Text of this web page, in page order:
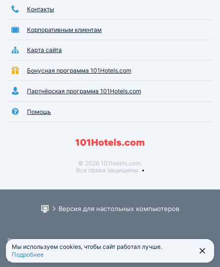
Контакты
Корпоративным клиентам
Карта сайта
Бонусная программа 101Hotels.com
Партнёрская программа 101Hotels.com
Помощь
© 2026 101hotels.com.
Все права защищены.
Версия для настольных компьютеров
Пользовательское соглашение
Юридическая информация
Политика обработки персональных данных
Мы используем cookies, чтобы сайт работал лучше.
Подробнее